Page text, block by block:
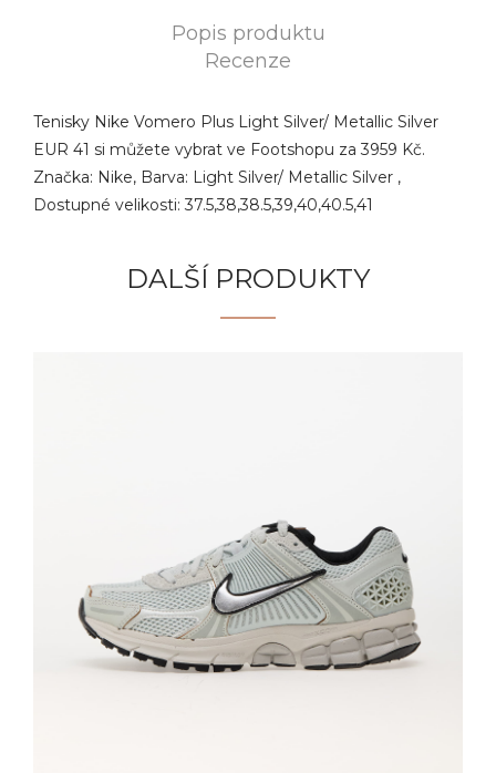
Popis produktu
Recenze
Tenisky Nike Vomero Plus Light Silver/ Metallic Silver
EUR 41 si můžete vybrat ve Footshopu za 3959 Kč.
Značka: Nike, Barva: Light Silver/ Metallic Silver ,
Dostupné velikosti: 37.5,38,38.5,39,40,40.5,41
DALŠÍ PRODUKTY